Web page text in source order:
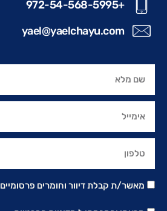
+972-54-568-5995
yael@yaelchayu.com
מאשר/ת קבלת דיוור וחומרים פרסומיים